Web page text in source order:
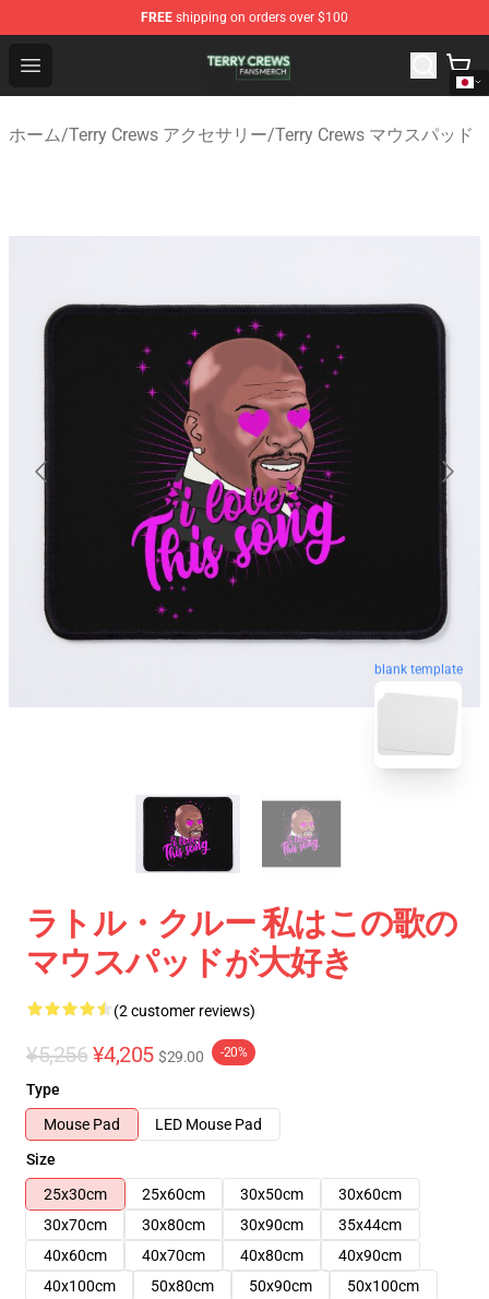
FREE shipping on orders over $100
Open menu
Terry Crews Shop - Official Terry Crews Merchandise
ホーム/Terry Crews アクセサリー/Terry Crews マウスパッド
blank template
ラトル・クルー 私はこの歌の
マウスパッドが大好き
(2 customer reviews)
¥5,256 ¥4,205 $29.00 -20%
Type
Mouse Pad
LED Mouse Pad
Size
25x30cm
25x60cm 30x50cm
30x60cm
30x70cm
30x80cm 30x90cm
35x44cm
40x60cm
40x70cm 40x80cm
40x90cm
40x100cm
50x80cm 50x90cm
50x100cm